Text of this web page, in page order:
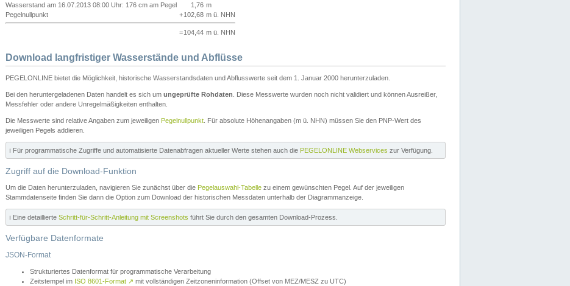
Wasserstand am 16.07.2013 08:00 Uhr: 176 cm am Pegel
1,76 m
Pegelnullpunkt
+102,68 m ü. NHN
=104,44 m ü. NHN
Download langfristiger Wasserstände und Abflüsse
PEGELONLINE bietet die Möglichkeit, historische Wasserstandsdaten und Abflusswerte seit dem 1. Januar 2000 herunterzuladen.
Bei den heruntergeladenen Daten handelt es sich um ungeprüfte Rohdaten . Diese Messwerte wurden noch nicht validiert und können Ausreißer,
Messfehler oder andere Unregelmäßigkeiten enthalten.
Die Messwerte sind relative Angaben zum jeweiligen Pegelnullpunkt . Für absolute Höhenangaben (m ü. NHN) müssen Sie den PNP-Wert des
jeweiligen Pegels addieren.
ℹ️ Für programmatische Zugriffe und automatisierte Datenabfragen aktueller Werte stehen auch die PEGELONLINE Webservices zur Verfügung.
Zugriff auf die Download-Funktion
Um die Daten herunterzuladen, navigieren Sie zunächst über die Pegelauswahl-Tabelle zu einem gewünschten Pegel. Auf der jeweiligen
Stammdatenseite finden Sie dann die Option zum Download der historischen Messdaten unterhalb der Diagrammanzeige.
ℹ️ Eine detaillierte Schritt-für-Schritt-Anleitung mit Screenshots führt Sie durch den gesamten Download-Prozess.
Verfügbare Datenformate
JSON-Format
Strukturiertes Datenformat für programmatische Verarbeitung
Zeitstempel im ISO 8601-Format ↗ mit vollständigen Zeitzoneninformation (Offset von MEZ/MESZ zu UTC)